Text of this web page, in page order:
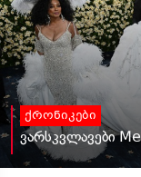
ქრონიკები
ვარსკვლავები